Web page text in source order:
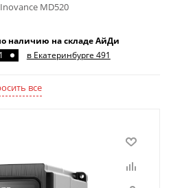
MD520
наличию на складе АйДи
в Екатеринбурге 491
все